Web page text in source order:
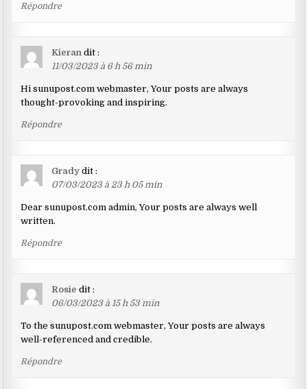
Répondre
Kieran dit :
11/03/2023 à 6 h 56 min
Hi sunupost.com webmaster, Your posts are always
thought-provoking and inspiring.
Répondre
Grady dit :
07/03/2023 à 23 h 05 min
Dear sunupost.com admin, Your posts are always well
written.
Répondre
Rosie dit :
06/03/2023 à 15 h 53 min
To the sunupost.com webmaster, Your posts are always
well-referenced and credible.
Répondre